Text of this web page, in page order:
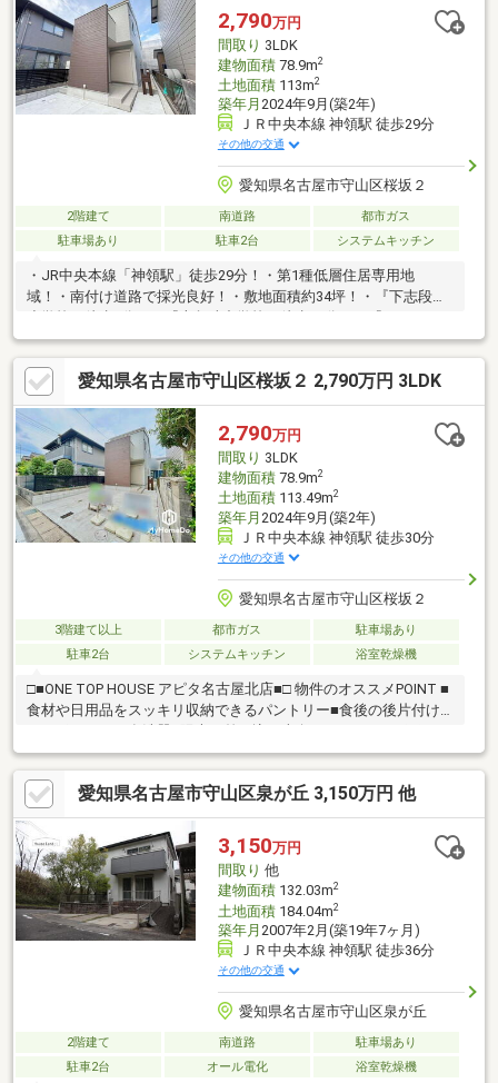
中学校 徒歩23分■尾張旭市役所 徒歩23分■川嶋病院 徒歩15分
■フィール三郷店 徒歩30分
2,790万円
間取り 3LDK
建物面積78.9m2
土地面積113m2
築年月 2024年9月(築2年)
ＪＲ中央本線 神領駅 徒歩29分
その他の交通
愛知県名古屋市守山区桜坂２
2階建て 南道路
都市ガス
駐車場あり
駐車2台 システムキッチン
・JR中央本線「神領駅」徒歩29分！・第1種低層住居専用地
域！・南付け道路で採光良好！・敷地面積約34坪！・『下志段味
バリュ志段味店』徒歩11分！・『志段味スポーツランド』徒歩20
分！
愛知県名古屋市守山区桜坂２ 2,790万円 3LDK
2,790万円
間取り 3LDK
建物面積78.9m2
土地面積113.49m2
築年月 2024年9月(築2年)
ＪＲ中央本線 神領駅 徒歩30分
その他の交通
愛知県名古屋市守山区桜坂２
3階建て以上 都市ガス
駐車場あり
駐車2台
システムキッチン 浴室乾燥機
□■ONE TOP HOUSE アピタ名古屋北店■□ 物件のオススメPOINT ■
食材や日用品をスッキリ収納できるパントリー■食後の後片付け
をサポートする食洗器■陽光が差し込む南向きバルコニー■雨の日
も洗濯物が乾かせる浴室乾燥機付き■小学校徒歩10分圏内 周辺環
境 ■JR中央本線「神領」駅 徒歩30分■下志段味小学校 徒歩6分
■志段味中学校 徒歩11分■マックスバリュ志段味店 徒歩11分
☆☆ご内覧・ご相談のご予約受付中☆☆お気軽にお問合せ下さい
♪→052-982-7411
愛知県名古屋市守山区泉が丘 3,150万円 他
3,150万円
間取り 他
建物面積132.03m2
土地面積184.04m2
築年月 2007年2月(築19年7ヶ月)
ＪＲ中央本線 神領駅 徒歩36分
その他の交通
愛知県名古屋市守山区泉が丘
2階建て 南道路
駐車場あり
駐車2台
オール電化 浴室乾燥機